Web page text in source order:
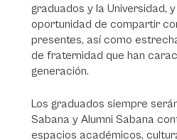
graduados y la Universidad,
oportunidad de compartir
presentes, así como
de fraternidad que han
generación.
Los graduados siempre
Sabana y Alumni Sabana
espacios académicos,